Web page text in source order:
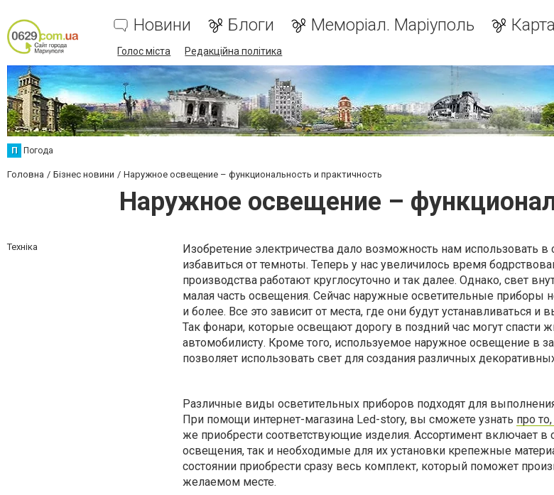
Новини Блоги Меморіал. Маріуполь
Голос міста Редакційна політика
П Погода
Головна Бізнес новини Наружное освещение – функциональность и практичность
Наружное освещение –
Техніка
Изобретение электричества дало возможность нам использовать в
избавиться от темноты. Теперь у нас увеличилось время
производства работают круглосуточно и так далее. Однако, свет
малая часть освещения. Сейчас наружные осветительные
и более. Все это зависит от места, где они будут устанавливаться
Так фонари, которые освещают дорогу в поздний час могут спасти
автомобилисту. Кроме того, используемое наружное освещение в
позволяет использовать свет для создания различных
Различные виды осветительных приборов подходят для
При помощи интернет-магазина Led-story, вы сможете узнать про
же приобрести соответствующие изделия. Ассортимент включает в
освещения, так и необходимые для их установки крепежные
состоянии приобрести сразу весь комплект, который поможет
желаемом месте.